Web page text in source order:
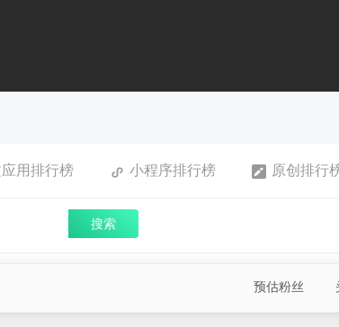
应用排行榜 小程序排行榜 原创排行
搜索
预估粉丝